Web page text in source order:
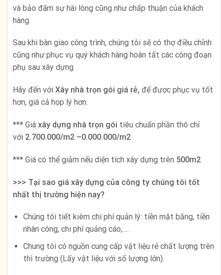
và bảo đãm sự hài lòng cũng như chấp thuận của khách
hàng.
Sau khi bàn giao công trình, chúng tôi sẽ có thợ điều chỉnh
cũng như phục vụ quý khách hàng hoàn tất các công đoạn
phụ sau xây dựng.
Hãy đến với Xây nhà trọn gói giá rẻ, để được phục vụ tốt
hơn, giá cả họp lý hơn.
*** Giá xây dựng nhà trọn gói tiêu chuẩn phần thô chỉ
với 2.700.000/m2 –0.000.000/m2
*** Giá có thể giảm nếu diện tích xây dựng trên 500m2
>>> Tại sao giá xây dựng của công ty chúng tôi tốt
nhất thị trường hiện nay?
Chúng tôi tiết kiêm chi phí quản lý: tiền mặt bằng, tiền
nhân công, chi phí quảng cáo,….
Chung tôi có nguồn cung cấp vật liệu rẻ chất lượng trên
thì trường (Lấy vật liệu với số lượng lớn).